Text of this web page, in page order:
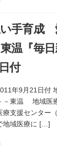
手育成
温『毎
付
年9月21日
－東温 地域医
療支援センター
地域医療に […]